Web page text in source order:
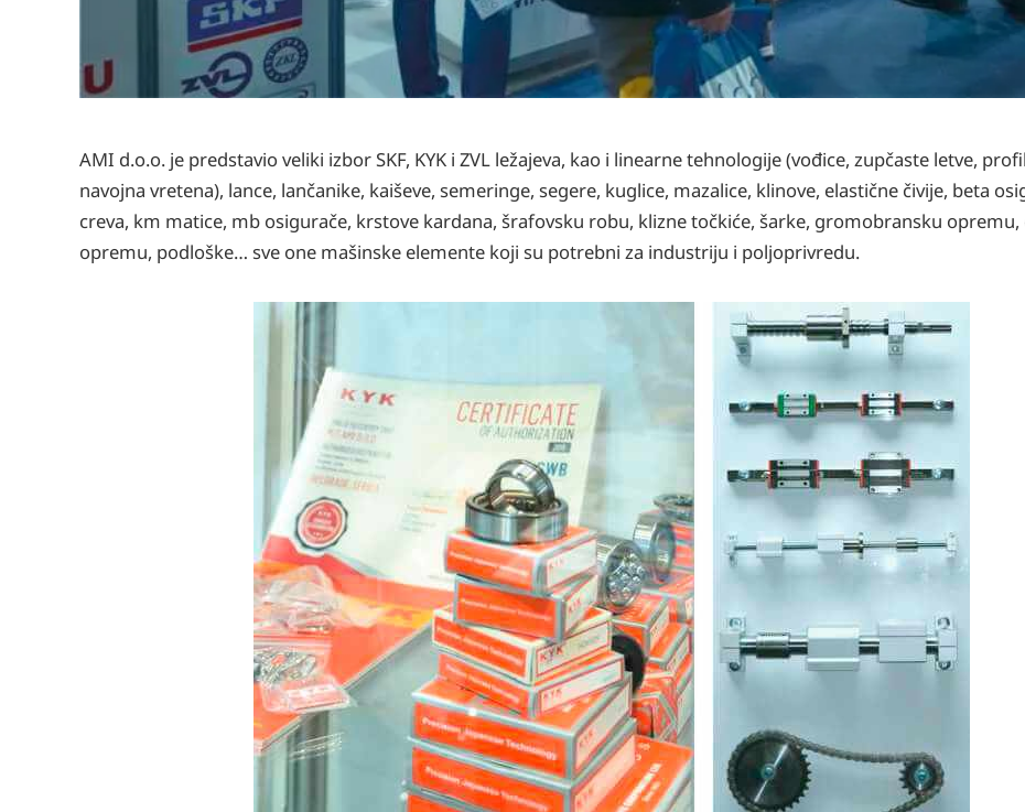
AMI d.o.o. je predstavio veliki izbor SKF, KYK i ZVL ležajeva, kao i linearne tehnologije (vođice, zupčaste letve,
navojna vretena), lance, lančanike, kaiševe, semeringe, segere, kuglice, mazalice, klinove, elastične čivije, beta
creva, km matice, mb osigurače, krstove kardana, šrafovsku robu, klizne točkiće, šarke, gromobransku
opremu, podloške… sve one mašinske elemente koji su potrebni za industriju i poljoprivredu.